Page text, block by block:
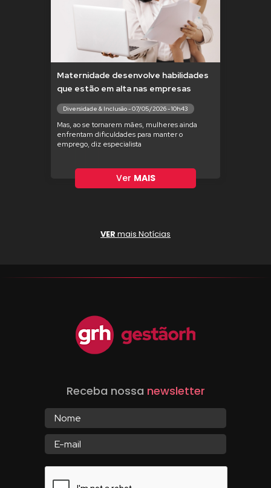
Maternidade desenvolve habilidades
que estão em alta nas empresas
Diversidade & Inclusão - 07/05/2026 - 10h43
Mas, ao se tornarem mães, mulheres ainda
enfrentam dificuldades para manter o
emprego, diz especialista
Ver MAIS
VER mais Notícias
Receba nossa newsletter